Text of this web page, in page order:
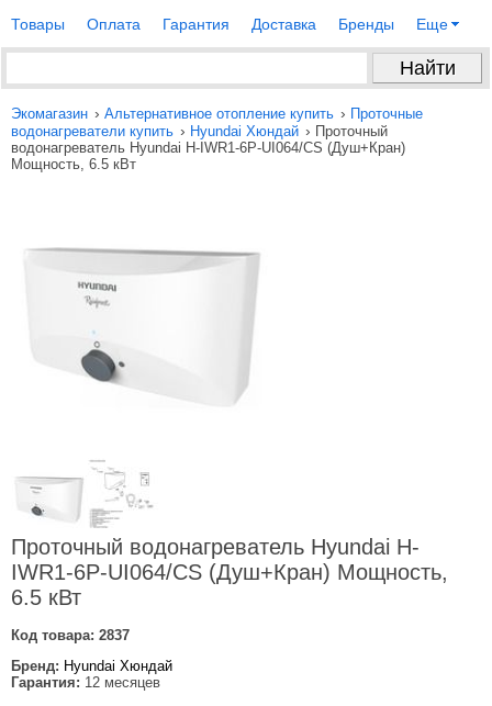
Товары Оплата Гарантия Доставка Бренды Еще
Экомагазин › Альтернативное отопление купить › Проточные
водонагреватели купить › Hyundai Хюндай › Проточный
водонагреватель Hyundai H-IWR1-6P-UI064/CS (Душ+Кран)
Мощность, 6.5 кВт
Проточный водонагреватель Hyundai H-
IWR1-6P-UI064/CS (Душ+Кран) Мощность,
6.5 кВт
Код товара: 2837
Бренд: Hyundai Хюндай
Гарантия: 12 месяцев